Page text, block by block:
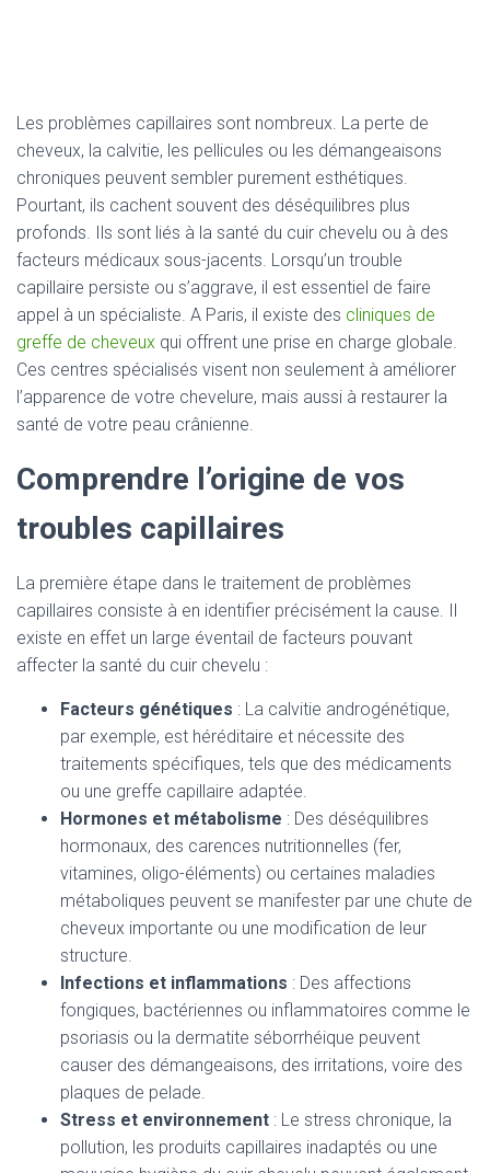
Les problèmes capillaires sont nombreux. La perte de
cheveux, la calvitie, les pellicules ou les démangeaisons
chroniques peuvent sembler purement esthétiques.
Pourtant, ils cachent souvent des déséquilibres plus
profonds. Ils sont liés à la santé du cuir chevelu ou à des
facteurs médicaux sous-jacents. Lorsqu’un trouble
capillaire persiste ou s’aggrave, il est essentiel de faire
appel à un spécialiste. A Paris, il existe des cliniques de
greffe de cheveux qui offrent une prise en charge globale.
Ces centres spécialisés visent non seulement à améliorer
l’apparence de votre chevelure, mais aussi à restaurer la
santé de votre peau crânienne.
Comprendre l’origine de vos
troubles capillaires
La première étape dans le traitement de problèmes
capillaires consiste à en identifier précisément la cause. Il
existe en effet un large éventail de facteurs pouvant
affecter la santé du cuir chevelu :
Facteurs génétiques : La calvitie androgénétique,
par exemple, est héréditaire et nécessite des
traitements spécifiques, tels que des médicaments
ou une greffe capillaire adaptée.
Hormones et métabolisme : Des déséquilibres
hormonaux, des carences nutritionnelles (fer,
vitamines, oligo-éléments) ou certaines maladies
métaboliques peuvent se manifester par une chute de
cheveux importante ou une modification de leur
structure.
Infections et inflammations : Des affections
fongiques, bactériennes ou inflammatoires comme le
psoriasis ou la dermatite séborrhéique peuvent
causer des démangeaisons, des irritations, voire des
plaques de pelade.
Stress et environnement : Le stress chronique, la
pollution, les produits capillaires inadaptés ou une